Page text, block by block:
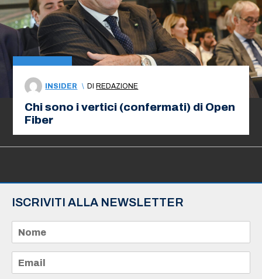
INSIDER \ DI REDAZIONE
Chi sono i vertici (confermati) di Open
Fiber
ISCRIVITI ALLA NEWSLETTER
m
e
a